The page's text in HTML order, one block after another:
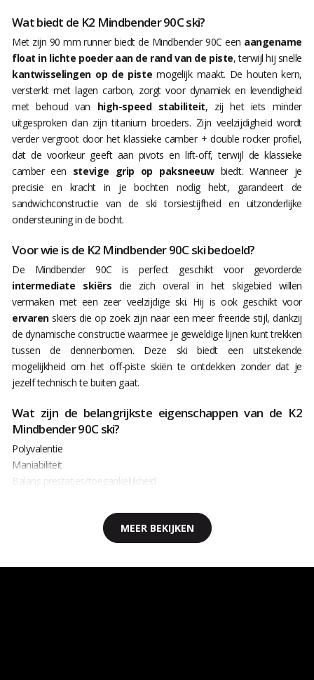
Wat biedt de K2 Mindbender 90C ski?
Met zijn 90 mm runner biedt de Mindbender 90C een aangename
float in lichte poeder aan de rand van de piste, terwijl hij snelle
kantwisselingen op de piste mogelijk maakt. De houten kern,
versterkt met lagen carbon, zorgt voor dynamiek en levendigheid
met behoud van high-speed stabiliteit, zij het iets minder
uitgesproken dan zijn titanium broeders. Zijn veelzijdigheid wordt
verder vergroot door het klassieke camber + double rocker profiel,
dat de voorkeur geeft aan pivots en lift-off, terwijl de klassieke
camber een stevige grip op paksneeuwbiedt. Wanneer je
precisie en kracht in je bochten nodig hebt, garandeert de
sandwichconstructie van de ski torsiestijfheid en uitzonderlijke
ondersteuning in de bocht.
Voor wie is de K2 Mindbender 90C ski bedoeld?
De Mindbender 90C is perfect geschikt voor gevorderde
intermediate skiërs die zich overal in het skigebied willen
vermaken met een zeer veelzijdige ski. Hij is ook geschikt voor
ervarenskiërs die op zoek zijn naar een meer freeride stijl, dankzij
de dynamische constructie waarmee je geweldige lijnen kunt trekken
tussen de dennenbomen. Deze ski biedt een uitstekende
mogelijkheid om het off-piste skiën te ontdekken zonder dat je
jezelf technisch te buiten gaat.
Wat zijn de belangrijkste eigenschappen van de K2
Mindbender 90C ski?
Polyvalentie
Maniabiliteit
Balans prestaties/toegankelijkheid
MEER BEKIJKEN